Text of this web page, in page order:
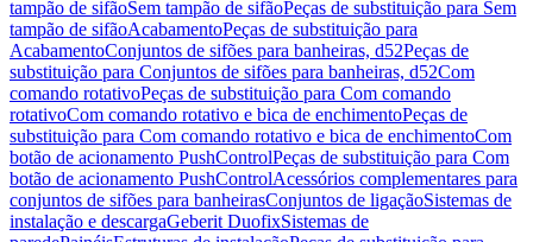
tampão de sifãoSem tampão de sifãoPeças de substituição para Sem
tampão de sifãoAcabamentoPeças de substituição para
AcabamentoConjuntos de sifões para banheiras, d52Peças de
substituição para Conjuntos de sifões para banheiras, d52Com
comando rotativoPeças de substituição para Com comando
rotativoCom comando rotativo e bica de enchimentoPeças de
substituição para Com comando rotativo e bica de enchimentoCom
botão de acionamento PushControlPeças de substituição para Com
botão de acionamento PushControlAcessórios complementares para
conjuntos de sifões para banheirasConjuntos de ligaçãoSistemas de
instalação e descargaGeberit DuofixSistemas de